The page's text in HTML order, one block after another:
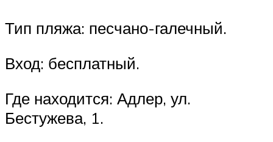
Тип пляжа: песчано-галечный.
Вход: бесплатный.
Где находится: Адлер, ул.
Бестужева, 1.